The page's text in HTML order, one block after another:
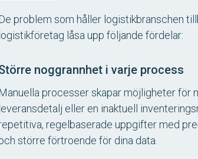
De problem som håller logistikbranschen
logistikföretag låsa upp följande fördelar:
noggrannhet i varje process
Manuella processer skapar möjligheter för
leveransdetalj eller en inaktuell
regelbaserade uppgifter med
större förtroende för dina data.